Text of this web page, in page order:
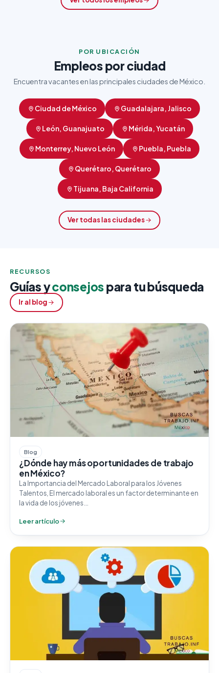
POR UBICACIÓN
Empleos por ciudad
Encuentra vacantes en las principales ciudades de México.
Ciudad de México Guadalajara, Jalisco
León, Guanajuato Mérida, Yucatán
Monterrey, Nuevo León Puebla, Puebla
Querétaro, Querétaro
Tijuana, Baja California
Ver todas las ciudades
RECURSOS
Guías yconsejos para tu búsqueda
Ir al blog
Blog
¿Dónde hay más oportunidades de trabajo
en México?
La Importancia del Mercado Laboral para los Jóvenes
Talentos, El mercado laboral es un factor determinante en
la vida de los jóvenes…
Leer artículo